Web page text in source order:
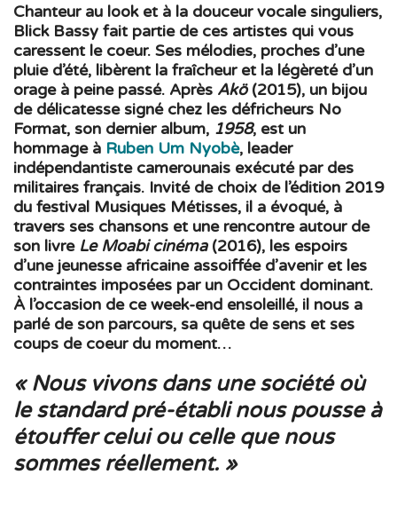
Chanteur au look et à la douceur vocale singuliers,
Blick Bassy fait partie de ces artistes qui vous
caressent le coeur. Ses mélodies, proches d’une
pluie d’été, libèrent la fraîcheur et la légèreté d’un
orage à peine passé. Après Akö(2015), un bijou
de délicatesse signé chez les défricheurs No
Format, son dernier album, 1958, est un
hommage à Ruben Um Nyobè, leader
indépendantiste camerounais exécuté par des
militaires français. Invité de choix de l’édition 2019
du festival Musiques Métisses, il a évoqué, à
travers ses chansons et une rencontre autour de
son livre Le Moabi cinéma(2016), les espoirs
d’une jeunesse africaine assoiffée d’avenir et les
contraintes imposées par un Occident dominant.
À l’occasion de ce week-end ensoleillé, il nous a
parlé de son parcours, sa quête de sens et ses
coups de coeur du moment…
« Nous vivons dans une société où
le standard pré-établi nous pousse à
étouffer celui ou celle que nous
sommes réellement. »